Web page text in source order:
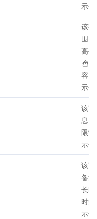
示
该
围
高
色
容。
示
该
息
限
示
该
备
长
时
示